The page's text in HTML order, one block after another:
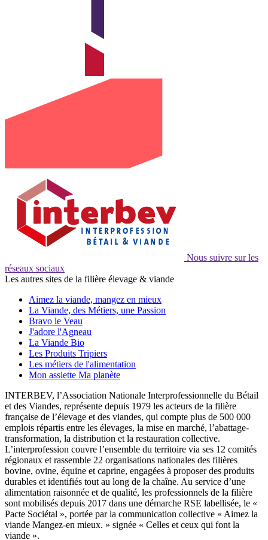
Nous suivre sur les
réseaux sociaux
Les autres sites de la filière élevage & viande
Aimez la viande, mangez en mieux
La Viande, des Métiers, une Passion
Bravo le Veau
J'adore l'Agneau
La Viande Bio
Les Produits Tripiers
Les métiers de l'alimentation
Mon assiette Ma planète
INTERBEV, l’Association Nationale Interprofessionnelle du Bétail
et des Viandes, représente depuis 1979 les acteurs de la filière
française de l’élevage et des viandes, qui compte plus de 500 000
emplois répartis entre les élevages, la mise en marché, l’abattage-
transformation, la distribution et la restauration collective.
L’interprofession couvre l’ensemble du territoire via ses 12 comités
régionaux et rassemble 22 organisations nationales des filières
bovine, ovine, équine et caprine, engagées à proposer des produits
durables et identifiés tout au long de la chaîne. Au service d’une
alimentation raisonnée et de qualité, les professionnels de la filière
sont mobilisés depuis 2017 dans une démarche RSE labellisée, le «
Pacte Sociétal », portée par la communication collective « Aimez la
viande Mangez-en mieux. » signée « Celles et ceux qui font la
viande ».